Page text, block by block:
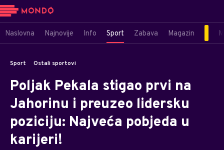
Naslovna Najnovije Info Sport Zabava Magazin
Sport Ostali sportovi
Poljak Pekala stigao prvi na
Jahorinu i preuzeo lidersku
poziciju: Najveća pobjeda u
karijeri!